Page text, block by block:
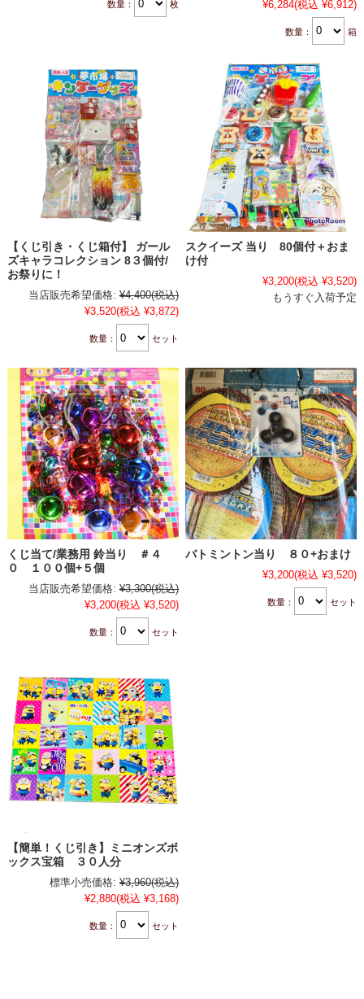
数量： 枚
¥6,284(税込 ¥6,912)
数量： 箱
【くじ引き・くじ箱付】 ガール
ズキャラコレクション 8３個付/
お祭りに！
当店販売希望価格: ¥4,400(税込)
¥3,520(税込 ¥3,872)
数量： セット
スクイーズ 当り 80個付＋おま
け付
¥3,200(税込 ¥3,520)
もうすぐ入荷予定
くじ当て/業務用 鈴当り ＃４
０ １００個+５個
当店販売希望価格: ¥3,300(税込)
¥3,200(税込 ¥3,520)
数量： セット
バトミントン当り ８０+おまけ
¥3,200(税込 ¥3,520)
数量： セット
【簡単！くじ引き】ミニオンズボ
ックス宝箱 ３０人分
標準小売価格: ¥3,960(税込)
¥2,880(税込 ¥3,168)
数量： セット